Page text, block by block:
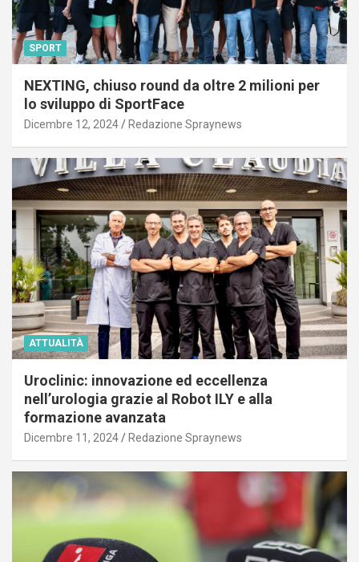
SPORT
NEXTING, chiuso round da oltre 2 milioni per
lo sviluppo di SportFace
Dicembre 12, 2024 Redazione Spraynews
ATTUALITÀ
Uroclinic: innovazione ed eccellenza
nell’urologia grazie al Robot ILY e alla
formazione avanzata
Dicembre 11, 2024 Redazione Spraynews